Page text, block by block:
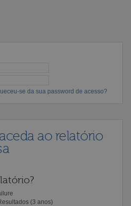
se da sua password de acesso?
ao relatório
(3 anos)